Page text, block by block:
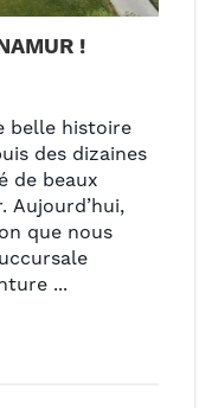
!
belle histoire
des dizaines
de beaux
Aujourd’hui,
que nous
...